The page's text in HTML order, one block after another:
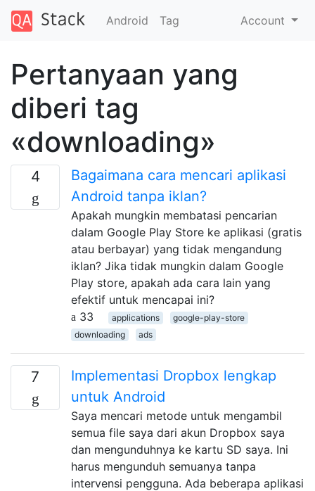
Android Tag Account
Pertanyaan yang
diberi tag
«downloading»
4
Bagaimana cara mencari aplikasi
Android tanpa iklan?
Apakah mungkin membatasi pencarian
dalam Google Play Store ke aplikasi (gratis
atau berbayar) yang tidak mengandung
iklan? Jika tidak mungkin dalam Google
Play store, apakah ada cara lain yang
efektif untuk mencapai ini?
33
applications
google-play-store
downloading
ads
7
Implementasi Dropbox lengkap
untuk Android
Saya mencari metode untuk mengambil
semua file saya dari akun Dropbox saya
dan mengunduhnya ke kartu SD saya. Ini
harus mengunduh semuanya tanpa
intervensi pengguna. Ada beberapa aplikasi